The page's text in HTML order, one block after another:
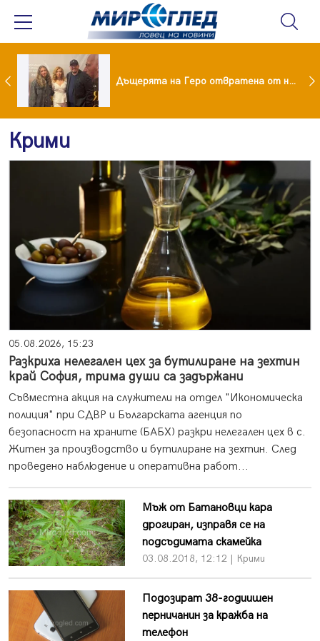
Тодор Батков омъжи дъщеря си Калина! Дъщерята на Геро отвратена от него след развода!
Крими
05.08.2026, 15:23
Разкриха нелегален цех за бутилиране на зехтин
край София, трима души са задържани
Съвместна акция на служители на отдел "Икономическа
полиция" при СДВР и Българската агенция по
безопасност на храните (БАБХ) разкри нелегален цех в с.
Житен за производство и бутилиране на зехтин. След
проведено наблюдение и оперативна работ...
Мъж от Батановци кара
дрогиран, изправя се на
подсъдимата скамейка
03.08.2018, 12:12 | Крими
Подозират 38-годиишен
перничанин за кражба на
телефон